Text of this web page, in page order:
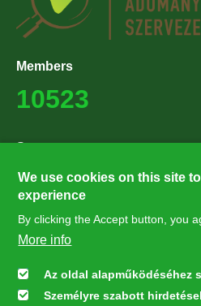
Members
10523
Supporters
27224
Hírlevél feliratkozás
We use cookies on this site
experience
By clicking the Accept button, you
More info
Az oldal alapműködéséhez
Személyre szabott